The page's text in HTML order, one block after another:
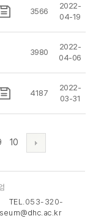
3566
2022-
04-19
3980
2022-
04-06
4187
2022-
03-31
10
TEL. 053-320-